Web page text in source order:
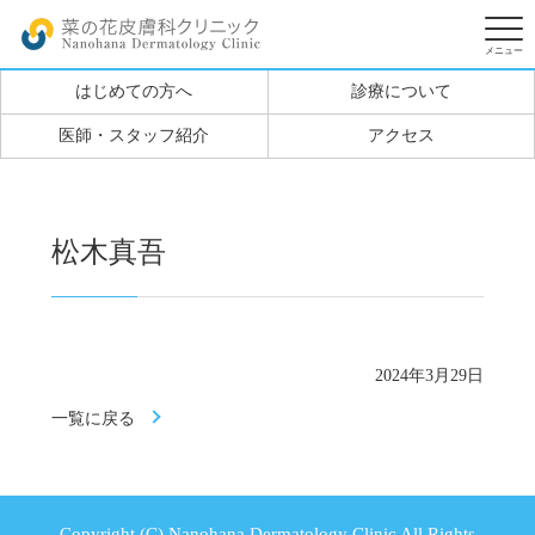
はじめての方へ 診療について
医師・スタッフ紹介 アクセス
松木真吾
2024年3月29日
一覧に戻る